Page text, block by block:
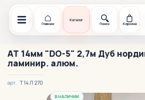
Главная
Каталог
Поиск
Корзина
АТ 14мм "DO-5" 2,7м Дуб
ламинир. алюм.
арт. T 14 Л 270
В НАЛИЧИИ